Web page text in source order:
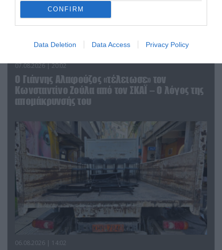
CONFIRM
Data Deletion Data Access Privacy Policy
07.08.2026 | 20:02
Ο Γιάννης Αλαφούζος «τέλειωσε» τον
Κωνσταντίνο Ζούλα από τον ΣΚΑΪ – Ο λόγος της
απομάκρυνσής του
06.08.2026 | 14:02